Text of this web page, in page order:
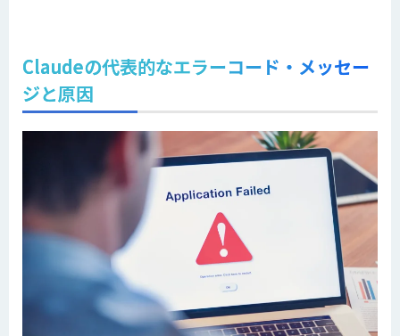
Claudeの代表的なエラーコード・メッセー
ジと原因